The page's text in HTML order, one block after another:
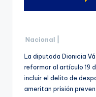
Nacional |
La diputada Dionicia
reformar al artículo 19
incluir el delito de
ameritan prisión